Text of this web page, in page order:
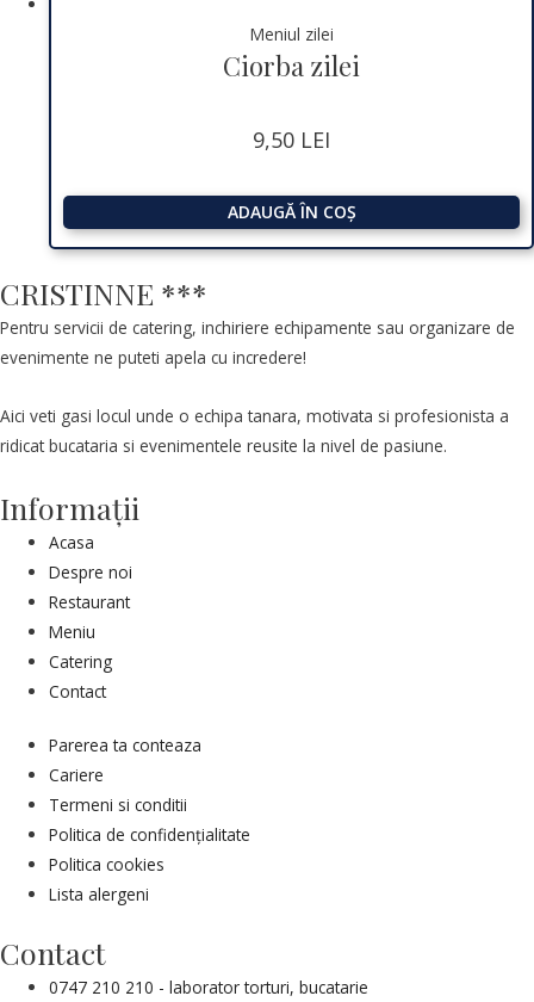
Meniul zilei
Ciorba zilei
9,50 LEI
ADAUGĂ ÎN COȘ
CRISTINNE ***
Pentru servicii de catering, inchiriere echipamente sau organizare de
evenimente ne puteti apela cu incredere!
Aici veti gasi locul unde o echipa tanara, motivata si profesionista a
ridicat bucataria si evenimentele reusite la nivel de pasiune.
Informaţii
Acasa
Despre noi
Restaurant
Meniu
Catering
Contact
Parerea ta conteaza
Cariere
Termeni si conditii
Politica de confidențialitate
Politica cookies
Lista alergeni
Contact
0747 210 210 - laborator torturi, bucatarie